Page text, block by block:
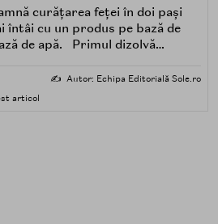
curățarea feței în doi pași
întâi cu un produs pe bază de
de apă. Primul dizolvă
impuritățile solubile în
✍️ Autor: Echipa Editorială Sole.ro
articol